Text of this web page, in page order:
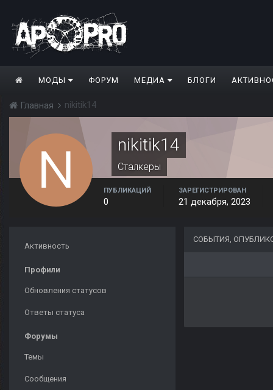
МОДЫ ФОРУМ МЕДИА БЛОГИ
Главная nikitik14
nikitik14
Сталкеры
ПУБЛИКАЦИЙ
0
ЗАРЕГИСТРИРОВАН
21 декабря, 2023
Активность
Профили
Обновления статусов
Ответы статуса
Форумы
Темы
Сообщения
СОБЫТИЯ,